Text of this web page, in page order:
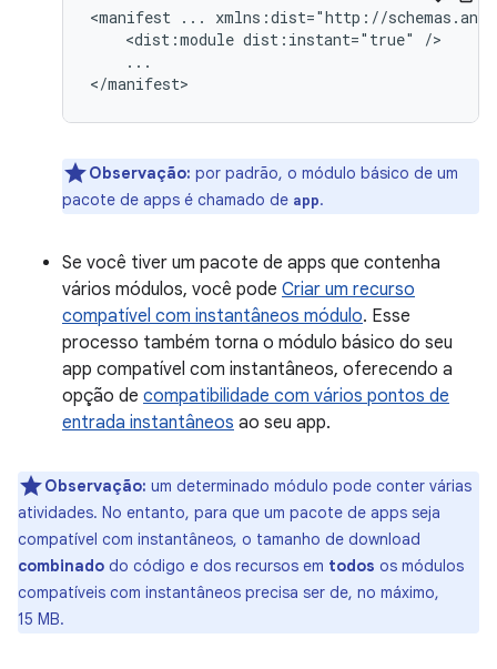
<manifest ...
<dist:module dist:instant="true"
...
Observação: por padrão, o módulo básico de um
pacote de apps é chamado de app.
Se você tiver um pacote de apps que contenha
vários módulos, você pode Criar um recurso
compatível com instantâneos módulo. Esse
processo também torna o módulo básico do seu
app compatível com instantâneos, oferecendo a
opção de compatibilidade com vários pontos de
entrada instantâneos ao seu app.
Observação: um determinado módulo pode conter várias
atividades. No entanto, para que um pacote de apps seja
compatível com instantâneos, o tamanho de download
combinado do código e dos recursos em todos os módulos
compatíveis com instantâneos precisa ser de, no máximo,
15 MB.